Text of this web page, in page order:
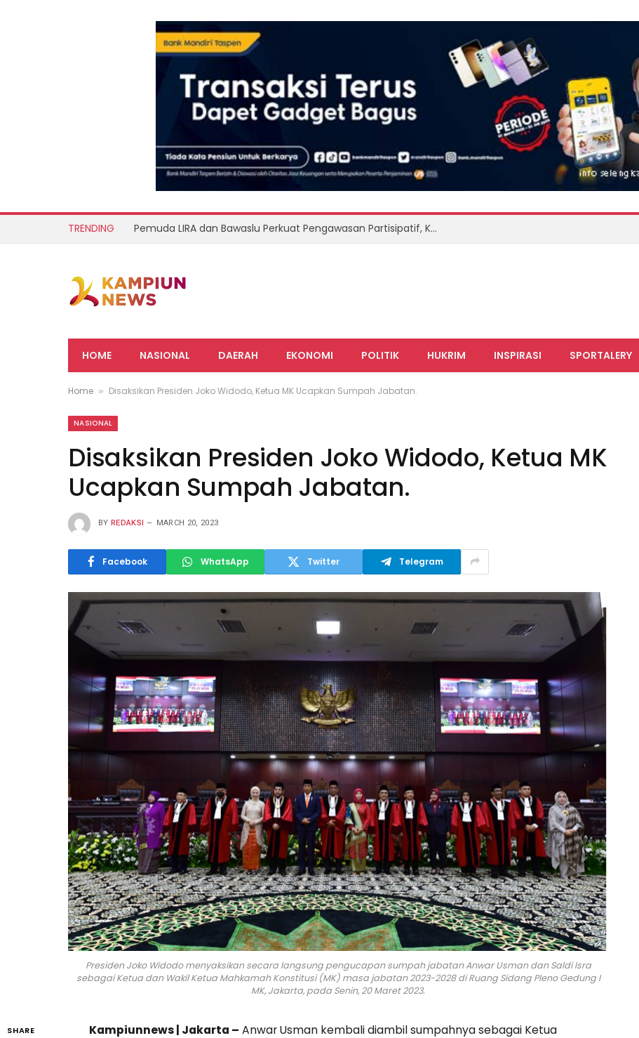
TRENDING Pemuda LIRA dan Bawaslu Perkuat Pengawasan Partisipatif, Kawal Demokrasi hingga ke Akar Rumput
HOME NASIONAL DAERAH EKONOMI POLITIK HUKRIM INSPIRASI SPORTALERY
Home » Disaksikan Presiden Joko Widodo, Ketua MK Ucapkan Sumpah Jabatan.
NASIONAL
Disaksikan Presiden Joko Widodo, Ketua MK
Ucapkan Sumpah Jabatan.
BY REDAKSI MARCH 20, 2023
Facebook WhatsApp Twitter Telegram
Presiden Joko Widodo menyaksikan secara langsung pengucapan sumpah jabatan Anwar Usman dan Saldi Isra
sebagai Ketua dan Wakil Ketua Mahkamah Konstitusi (MK) masa jabatan 2023-2028 di Ruang Sidang Pleno Gedung I
MK, Jakarta, pada Senin, 20 Maret 2023.
SHARE Kampiunnews | Jakarta – Anwar Usman kembali diambil sumpahnya sebagai Ketua